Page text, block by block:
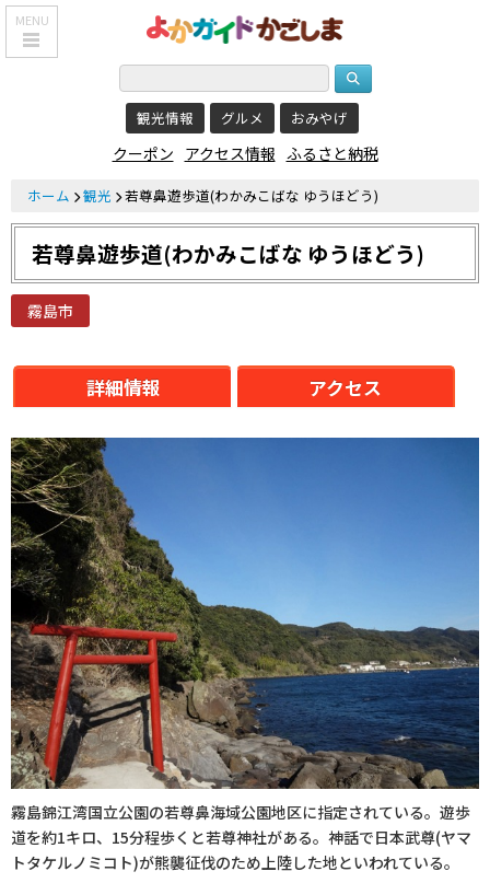
MENU
鹿児島基本情報
食べる・飲む
温泉
レジャー&
リラクゼーション
初めてご利用の方
クーポンご利用について
観光情報 グルメ おみやげ
クーポン アクセス情報 ふるさと納税
ホーム 観光 若尊鼻遊歩道(わかみこばな ゆうほどう)
若尊鼻遊歩道(わかみこばな ゆうほどう)
霧島市
詳細情報 アクセス
霧島錦江湾国立公園の若尊鼻海域公園地区に指定されている。遊歩
道を約1キロ、15分程歩くと若尊神社がある。神話で日本武尊(ヤマ
トタケルノミコト)が熊襲征伐のため上陸した地といわれている。